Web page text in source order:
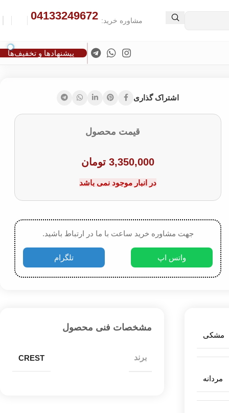
مشاوره خرید: 04133249672
پیشنهادها و تخفیف‌ها
اشتراک گذاری
قیمت محصول
3,350,000 تومان
در انبار موجود نمی باشد
جهت مشاوره خرید ساعت با ما در ارتباط باشید.
واتس اپ تلگرام
مشکی
مردانه
مشخصات فنی محصول
برند CREST